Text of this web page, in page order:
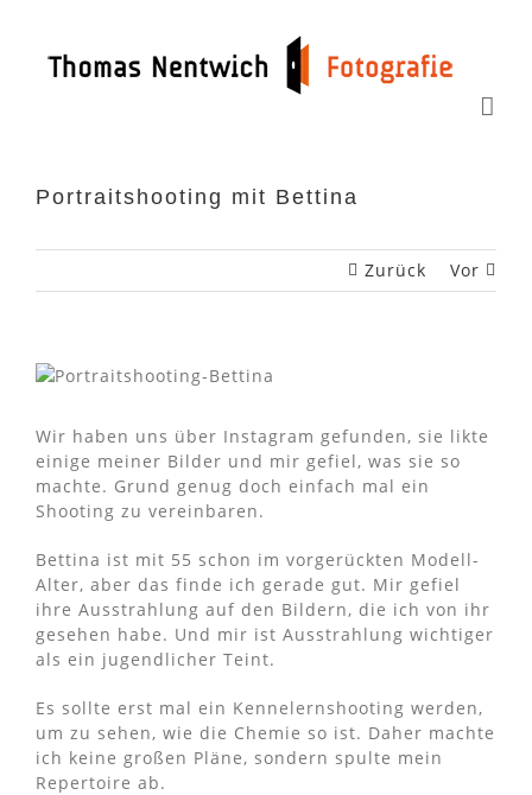
springen
Portraitshooting mit Bettina
Zurück Vor
Wir haben uns über Instagram gefunden, sie likte
einige meiner Bilder und mir gefiel, was sie so
machte. Grund genug doch einfach mal ein
Shooting zu vereinbaren.
Bettina ist mit 55 schon im vorgerückten Modell-
Alter, aber das finde ich gerade gut. Mir gefiel
ihre Ausstrahlung auf den Bildern, die ich von ihr
gesehen habe. Und mir ist Ausstrahlung wichtiger
als ein jugendlicher Teint.
Es sollte erst mal ein Kennelernshooting werden,
um zu sehen, wie die Chemie so ist. Daher machte
ich keine großen Pläne, sondern spulte mein
Repertoire ab.